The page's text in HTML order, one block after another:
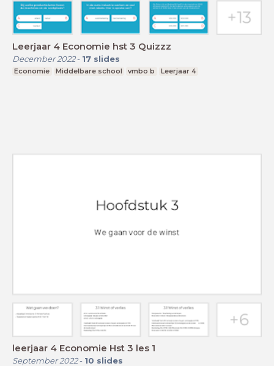
Leerjaar 4 Economie hst 3 Quizzz
December 2022- 17 slides
Economie Middelbare school vmbo b Leerjaar 4
leerjaar 4 Economie Hst 3 les 1
September 2022- 10 slides